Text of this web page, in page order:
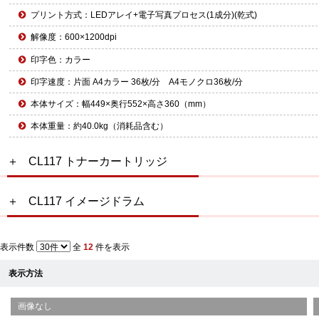
プリント方式：LEDアレイ+電子写真プロセス(1成分)(乾式)
解像度：600×1200dpi
印字色：カラー
印字速度：片面 A4カラー 36枚/分 A4モノクロ36枚/分
本体サイズ：幅449×奥行552×高さ360（mm）
本体重量：約40.0kg（消耗品含む）
CL117 トナーカートリッジ
CL117 イメージドラム
表示件数 全 12 件を表示
表示方法
画像なし